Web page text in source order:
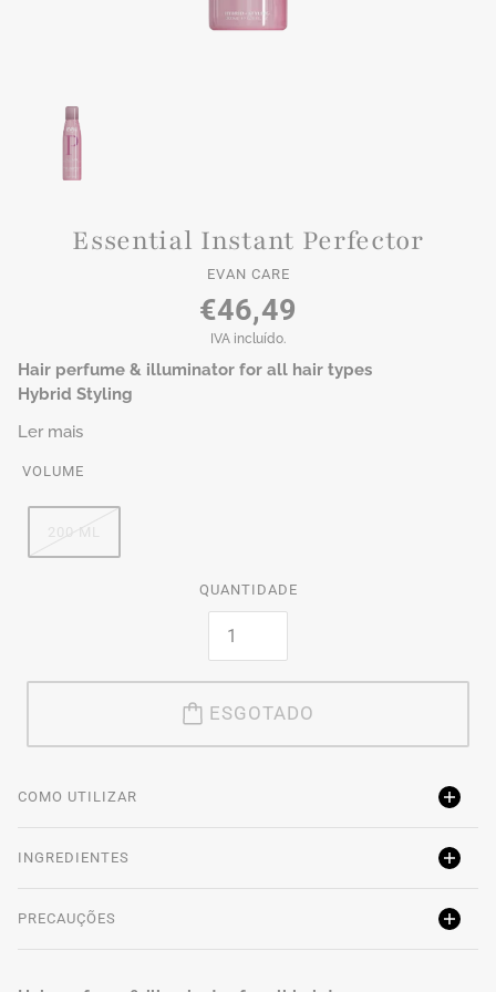
Essential Instant Perfector
EVAN CARE
€46,49
IVA incluído.
Hair perfume & illuminator for all hair types
Hybrid Styling
Ler mais
VOLUME
QUANTIDADE
ESGOTADO
COMO UTILIZAR
INGREDIENTES
PRECAUÇÕES